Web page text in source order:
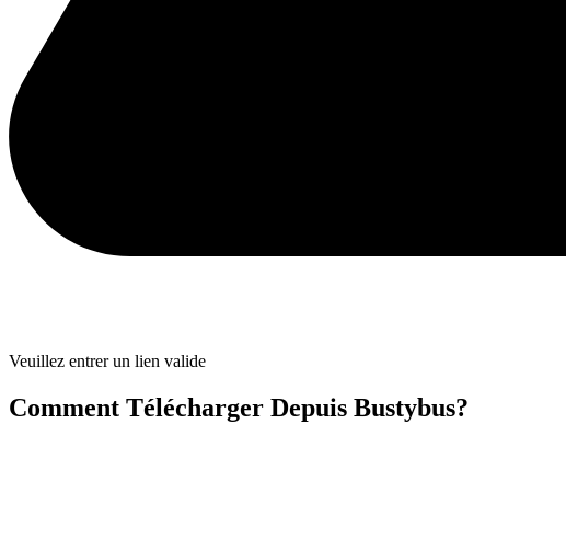
Veuillez entrer un lien valide
Comment Télécharger Depuis Bustybus?